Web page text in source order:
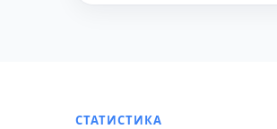
СТАТИСТИКА